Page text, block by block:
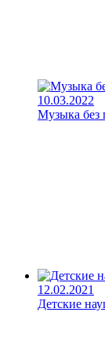
10.03.2022
Музыка без
12.02.2021
Детские